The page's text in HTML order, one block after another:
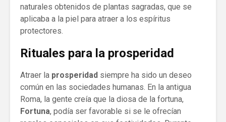
naturales obtenidos de plantas sagradas, que se
aplicaba a la piel para atraer a los espíritus
protectores.
Rituales para la prosperidad
Atraer la prosperidad siempre ha sido un deseo
común en las sociedades humanas. En la antigua
Roma, la gente creía que la diosa de la fortuna,
Fortuna, podía ser favorable si se le ofrecían